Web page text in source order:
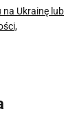
na Ukrainę lub